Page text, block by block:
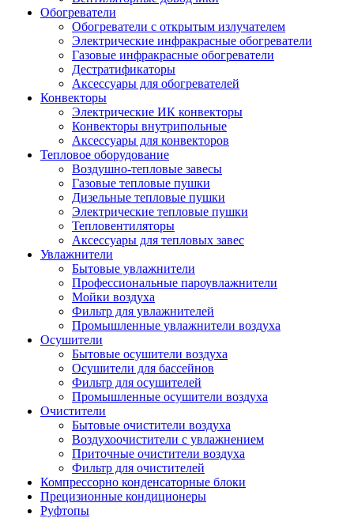
Обогреватели
Обогреватели с открытым излучателем
Электрические инфракрасные обогреватели
Газовые инфракрасные обогреватели
Дестратификаторы
Аксессуары для обогревателей
Конвекторы
Электрические ИК конвекторы
Конвекторы внутрипольные
Аксессуары для конвекторов
Тепловое оборудование
Воздушно-тепловые завесы
Газовые тепловые пушки
Дизельные тепловые пушки
Электрические тепловые пушки
Тепловентиляторы
Аксессуары для тепловых завес
Увлажнители
Бытовые увлажнители
Профессиональные пароувлажнители
Мойки воздуха
Фильтр для увлажнителей
Промышленные увлажнители воздуха
Осушители
Бытовые осушители воздуха
Осушители для бассейнов
Фильтр для осушителей
Промышленные осушители воздуха
Очистители
Бытовые очистители воздуха
Воздухоочистители с увлажнением
Приточные очистители воздуха
Фильтр для очистителей
Компрессорно конденсаторные блоки
Прецизионные кондиционеры
Руфтопы